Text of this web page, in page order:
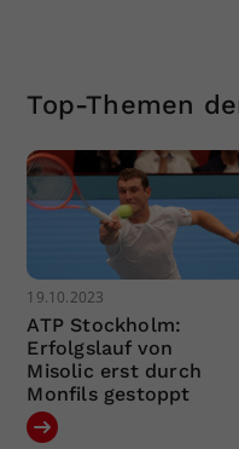
Top-Themen
19.10.2023
ATP Stockholm:
Erfolgslauf von
Misolic erst durch
Monfils gestoppt